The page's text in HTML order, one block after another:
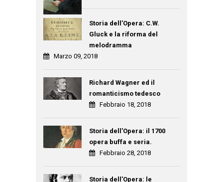
Storia dell’Opera: C.W.
Gluck e la riforma del
melodramma
Marzo 09, 2018
Richard Wagner ed il
romanticismo tedesco
Febbraio 18, 2018
Storia dell’Opera: il 1700
opera buffa e seria.
Febbraio 28, 2018
Storia dell’Opera: le